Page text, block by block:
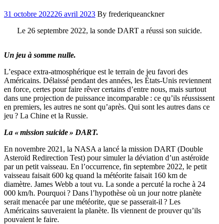
31 octobre 202226 avril 2023 By frederiqueanckner
Le 26 septembre 2022, la sonde DART a réussi son suicide.
Un jeu à somme nulle.
L’espace extra-atmosphérique est le terrain de jeu favori des
Américains. Délaissé pendant des années, les États-Unis reviennent
en force, certes pour faire rêver certains d’entre nous, mais surtout
dans une projection de puissance incomparable : ce qu’ils réussissent
en premiers, les autres ne sont qu’après. Qui sont les autres dans ce
jeu ? La Chine et la Russie.
La « mission suicide » DART.
En novembre 2021, la NASA a lancé la mission DART (Double
Asteroïd Redirection Test) pour simuler la déviation d’un astéroïde
par un petit vaisseau. En l’occurrence, fin septembre 2022, le petit
vaisseau faisait 600 kg quand la météorite faisait 160 km de
diamètre. James Webb a tout vu. La sonde a percuté la roche à 24
000 km/h. Pourquoi ? Dans l’hypothèse où un jour notre planète
serait menacée par une météorite, que se passerait-il ? Les
Américains sauveraient la planète. Ils viennent de prouver qu’ils
pouvaient le faire.